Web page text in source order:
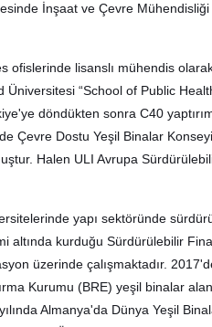
İnşaat ve Çevre
ofislerinde lisanslı mühendis
“School of Public
döndükten sonra C40
Çevre Dostu Yeşil Binalar
Halen ULI Avrupa
yapı sektöründe
altında kurduğu Sürdürülebilir
üzerinde çalışmaktadır.
Kurumu (BRE) yeşil binalar
Almanya'da Dünya Yeşil